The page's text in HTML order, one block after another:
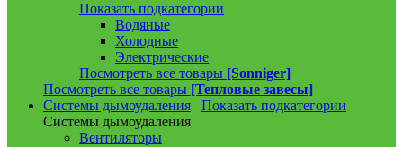
Показать подкатегории
Водяные
Холодные
Электрические
Посмотреть все товары [Sonniger]
Посмотреть все товары [Тепловые завесы]
Системы дымоудаления
Показать подкатегории
Системы дымоудаления
Вентиляторы